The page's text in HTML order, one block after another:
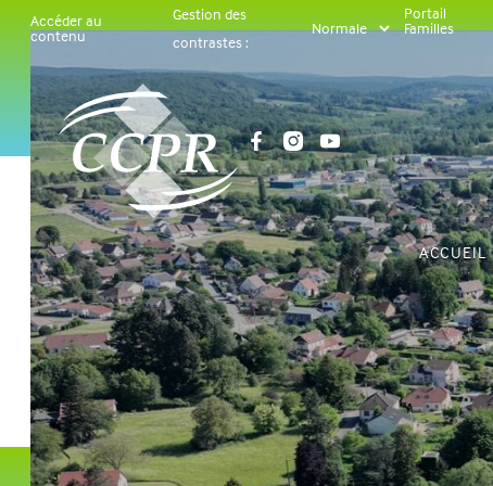
Accéder au
contenu
Gestion des
contrastes :
Portail
Familles
ACCUEIL
Panneau de gestion des cookies